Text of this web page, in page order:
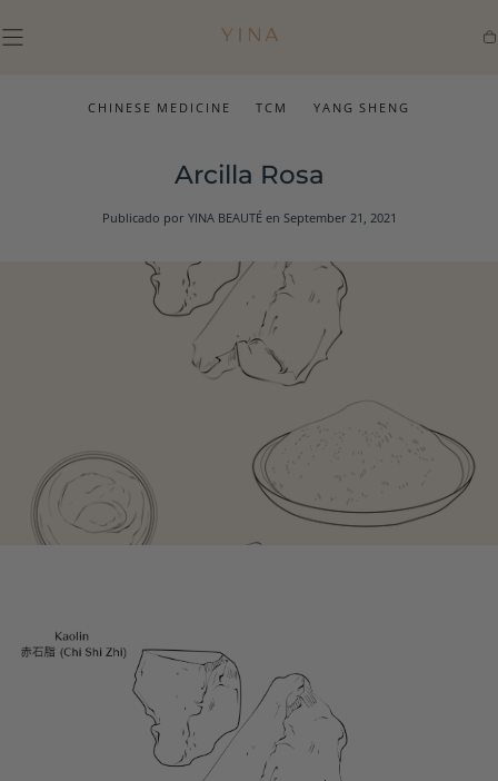
CONTENIDO
CHINESE MEDICINE TCM YANG SHENG
Arcilla Rosa
Publicado por YINA BEAUTÉen September 21, 2021